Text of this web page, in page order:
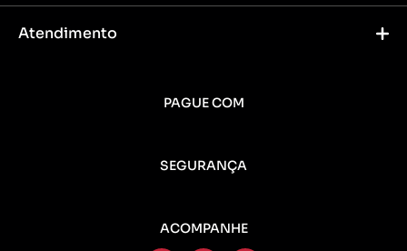
Atendimento
PAGUE COM
SEGURANÇA
ACOMPANHE